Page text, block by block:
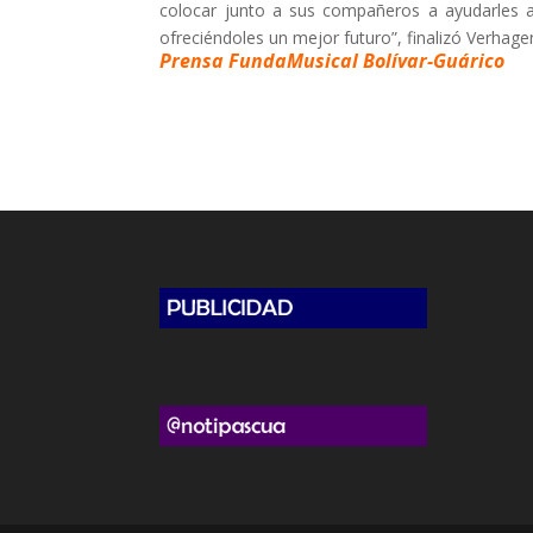
colocar junto a sus compañeros a
ofreciéndoles un mejor futuro”, finalizó
Prensa FundaMusical Bolívar-Guárico